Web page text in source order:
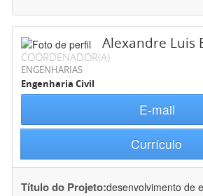
Alexandre Luis
COORDENADOR(A)
ENGENHARIAS
Engenharia Civil
E-mail
Currículo
Título do Projeto:desenvolvimento de